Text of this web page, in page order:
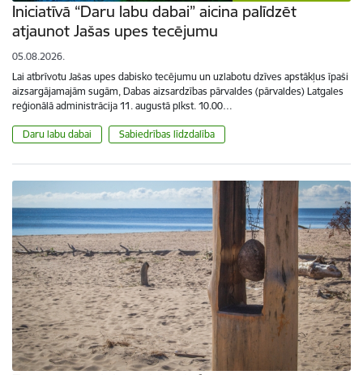
Iniciatīvā “Daru labu dabai” aicina palīdzēt
atjaunot Jašas upes tecējumu
05.08.2026.
Lai atbrīvotu Jašas upes dabisko tecējumu un uzlabotu dzīves apstākļus īpaši
aizsargājamajām sugām, Dabas aizsardzības pārvaldes (pārvaldes) Latgales
reģionālā administrācija 11. augustā plkst. 10.00…
Daru labu dabai Sabiedrības līdzdalība